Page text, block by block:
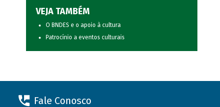
VEJA TAMBÉM
O BNDES e o apoio à cultura
Patrocínio a eventos culturais
Fale Conosco